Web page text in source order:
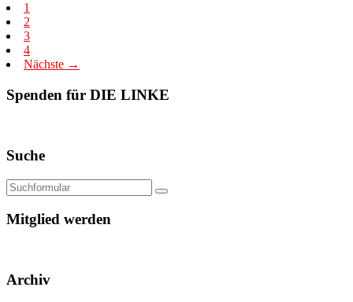
1
2
3
4
Nächste →
Spenden für DIE LINKE
Suche
Mitglied werden
Archiv